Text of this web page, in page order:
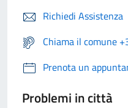
Richiedi Assistenza
Chiama il comune
Prenota un
Problemi in città